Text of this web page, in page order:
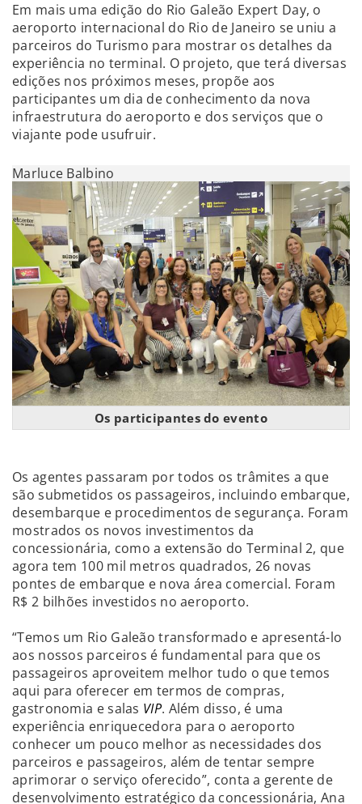
Em mais uma edição do Rio Galeão Expert Day, o
aeroporto internacional do Rio de Janeiro se uniu a
parceiros do Turismo para mostrar os detalhes da
experiência no terminal. O projeto, que terá diversas
edições nos próximos meses, propõe aos
participantes um dia de conhecimento da nova
infraestrutura do aeroporto e dos serviços que o
viajante pode usufruir.
Marluce Balbino
Os participantes do evento
Os agentes passaram por todos os trâmites a que
são submetidos os passageiros, incluindo embarque,
desembarque e procedimentos de segurança. Foram
mostrados os novos investimentos da
concessionária, como a extensão do Terminal 2, que
agora tem 100 mil metros quadrados, 26 novas
pontes de embarque e nova área comercial. Foram
R$ 2 bilhões investidos no aeroporto.
“Temos um Rio Galeão transformado e apresentá-lo
aos nossos parceiros é fundamental para que os
passageiros aproveitem melhor tudo o que temos
aqui para oferecer em termos de compras,
gastronomia e salas VIP. Além disso, é uma
experiência enriquecedora para o aeroporto
conhecer um pouco melhor as necessidades dos
parceiros e passageiros, além de tentar sempre
aprimorar o serviço oferecido”, conta a gerente de
desenvolvimento estratégico da concessionária, Ana